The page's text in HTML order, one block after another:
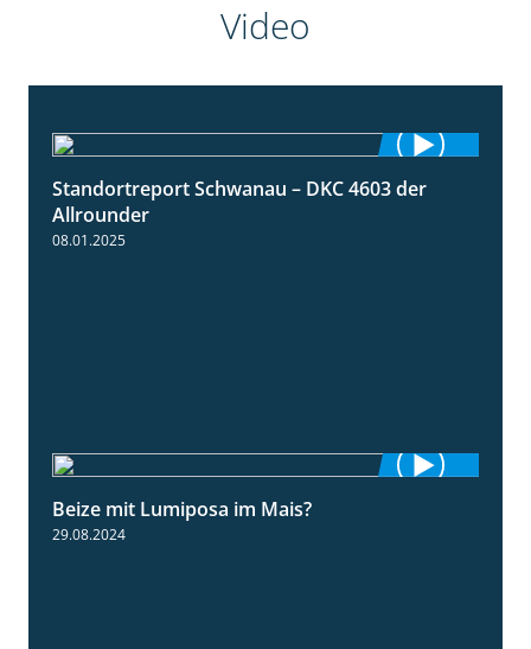
Video
1:17
Standortreport Schwanau – DKC 4603 der
Allrounder
08.01.2025
Beize mit Lumiposa im Mais?
29.08.2024